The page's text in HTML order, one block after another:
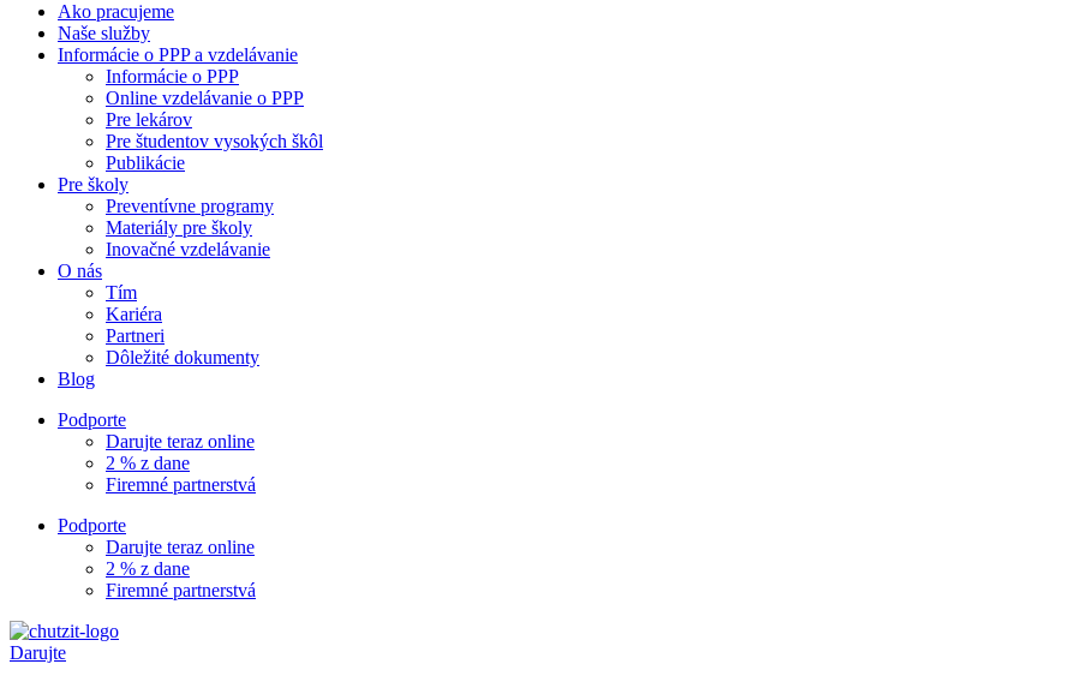
Ako pracujeme
Naše služby
Informácie o PPP a vzdelávanie
Informácie o PPP
Online vzdelávanie o PPP
Pre lekárov
Pre študentov vysokých škôl
Publikácie
Pre školy
Preventívne programy
Materiály pre školy
Inovačné vzdelávanie
O nás
Tím
Kariéra
Partneri
Dôležité dokumenty
Blog
Podporte
Darujte teraz online
2 % z dane
Firemné partnerstvá
Podporte
Darujte teraz online
2 % z dane
Firemné partnerstvá
Darujte